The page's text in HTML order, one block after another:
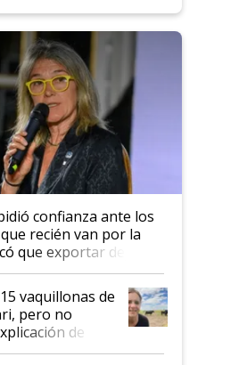
confianza ante los
recién van por la
que exportar dejó de
pocos": "Tenemos un
del gobierno
vaquillonas de
pero no
de
allí